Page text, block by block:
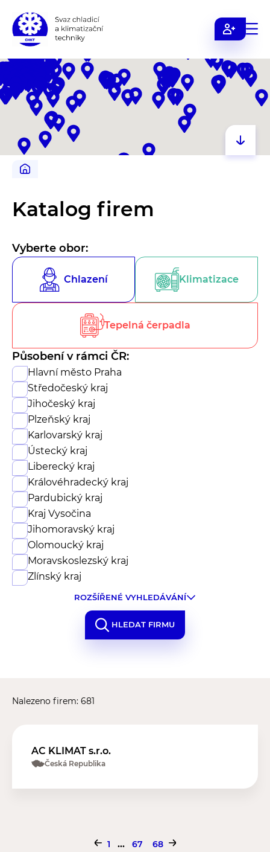
Svaz
chladicí
klimatizační
techniky
Katalog firem
Vyberte obor:
Chlazení Klimatizace
Tepelná čerpadla
Působení v rámci ČR:
Hlavní město Praha
Středočeský kraj
Jihočeský kraj
Plzeňský kraj
Karlovarský kraj
Ústecký kraj
Liberecký kraj
Královéhradecký kraj
Pardubický kraj
Kraj Vysočina
Jihomoravský kraj
Olomoucký kraj
Moravskoslezský kraj
Zlínský kraj
ROZŠÍŘENÉ VYHLEDÁVÁNÍ
HLEDAT FIRMU
Nalezeno firem: 681
AC KLIMAT s.r.o.
Česká Republika
1 ... 67 68